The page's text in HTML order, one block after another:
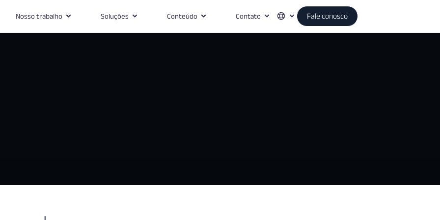
Nosso trabalho Soluções Conteúdo Contato Fale conosco